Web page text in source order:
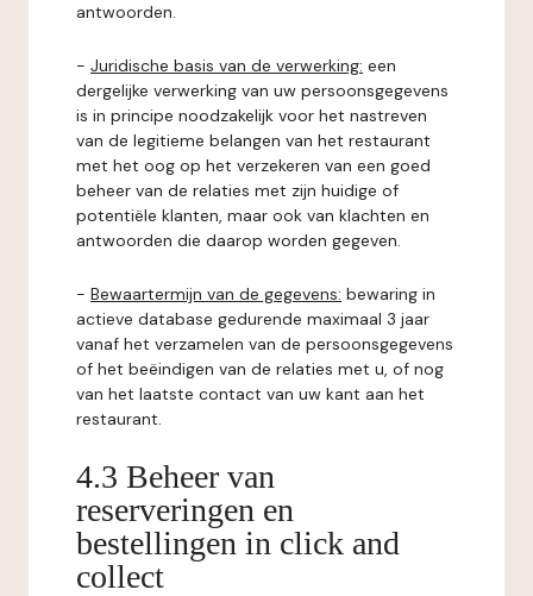
antwoorden.
- Juridische basis van de verwerking: een
dergelijke verwerking van uw persoonsgegevens
is in principe noodzakelijk voor het nastreven
van de legitieme belangen van het restaurant
met het oog op het verzekeren van een goed
beheer van de relaties met zijn huidige of
potentiële klanten, maar ook van klachten en
antwoorden die daarop worden gegeven.
- Bewaartermijn van de gegevens: bewaring in
actieve database gedurende maximaal 3 jaar
vanaf het verzamelen van de persoonsgegevens
of het beëindigen van de relaties met u, of nog
van het laatste contact van uw kant aan het
restaurant.
4.3 Beheer van
reserveringen en
bestellingen in click and
collect